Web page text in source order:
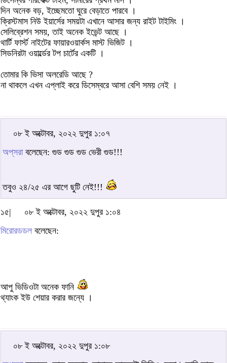
দিন অনেক বড়, ইচ্ছেমতো ঘুরে বেড়াতে পারবে ।
ক্রিস্টমাস নিউ ইয়ার্সের সময়টা এখানে আসার জন্য রাইট টাইমিং ।
সেলিব্রেশন সময়, তাই অনেক ইভেন্ট আছে ।
থার্টি ফার্স্ট নাইটের ফায়ারওয়ার্কস মাস্ট ভিজিট ।
সিডনিরটা ওয়ার্ল্ডের টপ চার্টের একটি ।
তোমার কি ভিসা অলরেডি আছে ?
না থাকলে এখন এপ্লাই করে ডিসেম্বরে আসা বেশি সময় নেই ।
০৮ ই অক্টোবর, ২০২২ দুপুর ১:০৭
অপ্‌সরাবলেছেন: গুড গুড গুড ভেরী গুড!!!
তবুও ২৪/২৫ এর আগে ছুটি নেই!!!
১৫|
০৮ ই অক্টোবর, ২০২২ দুপুর ১:০৪
মিরোরডডল বলেছেন:
আপু ভিডিওটা অনেক ফানি
থ্যাংক ইউ শেয়ার করার জন্যে ।
০৮ ই অক্টোবর, ২০২২ দুপুর ১:০৮